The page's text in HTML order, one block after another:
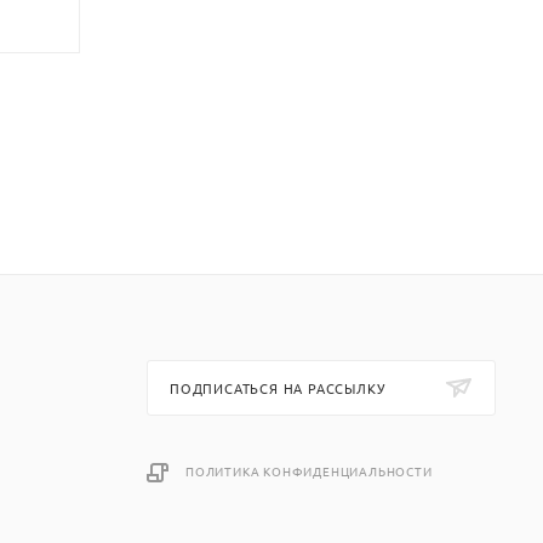
ПОДПИСАТЬСЯ НА РАССЫЛКУ
ПОЛИТИКА КОНФИДЕНЦИАЛЬНОСТИ